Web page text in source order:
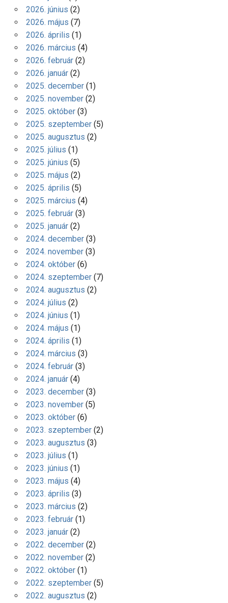
2026. június (2)
2026. május (7)
2026. április (1)
2026. március (4)
2026. február(2)
2026. január(2)
2025. december(1)
2025. november(2)
2025. október(3)
2025. szeptember(5)
2025. augusztus (2)
2025. július (1)
2025. június (5)
2025. május (2)
2025. április (5)
2025. március (4)
2025. február(3)
2025. január(2)
2024. december(3)
2024. november(3)
2024. október(6)
2024. szeptember(7)
2024. augusztus (2)
2024. július (2)
2024. június (1)
2024. május (1)
2024. április (1)
2024. március (3)
2024. február(3)
2024. január(4)
2023. december(3)
2023. november(5)
2023. október(6)
2023. szeptember(2)
2023. augusztus (3)
2023. július (1)
2023. június (1)
2023. május (4)
2023. április (3)
2023. március (2)
2023. február(1)
2023. január(2)
2022. december(2)
2022. november(2)
2022. október(1)
2022. szeptember(5)
2022. augusztus (2)